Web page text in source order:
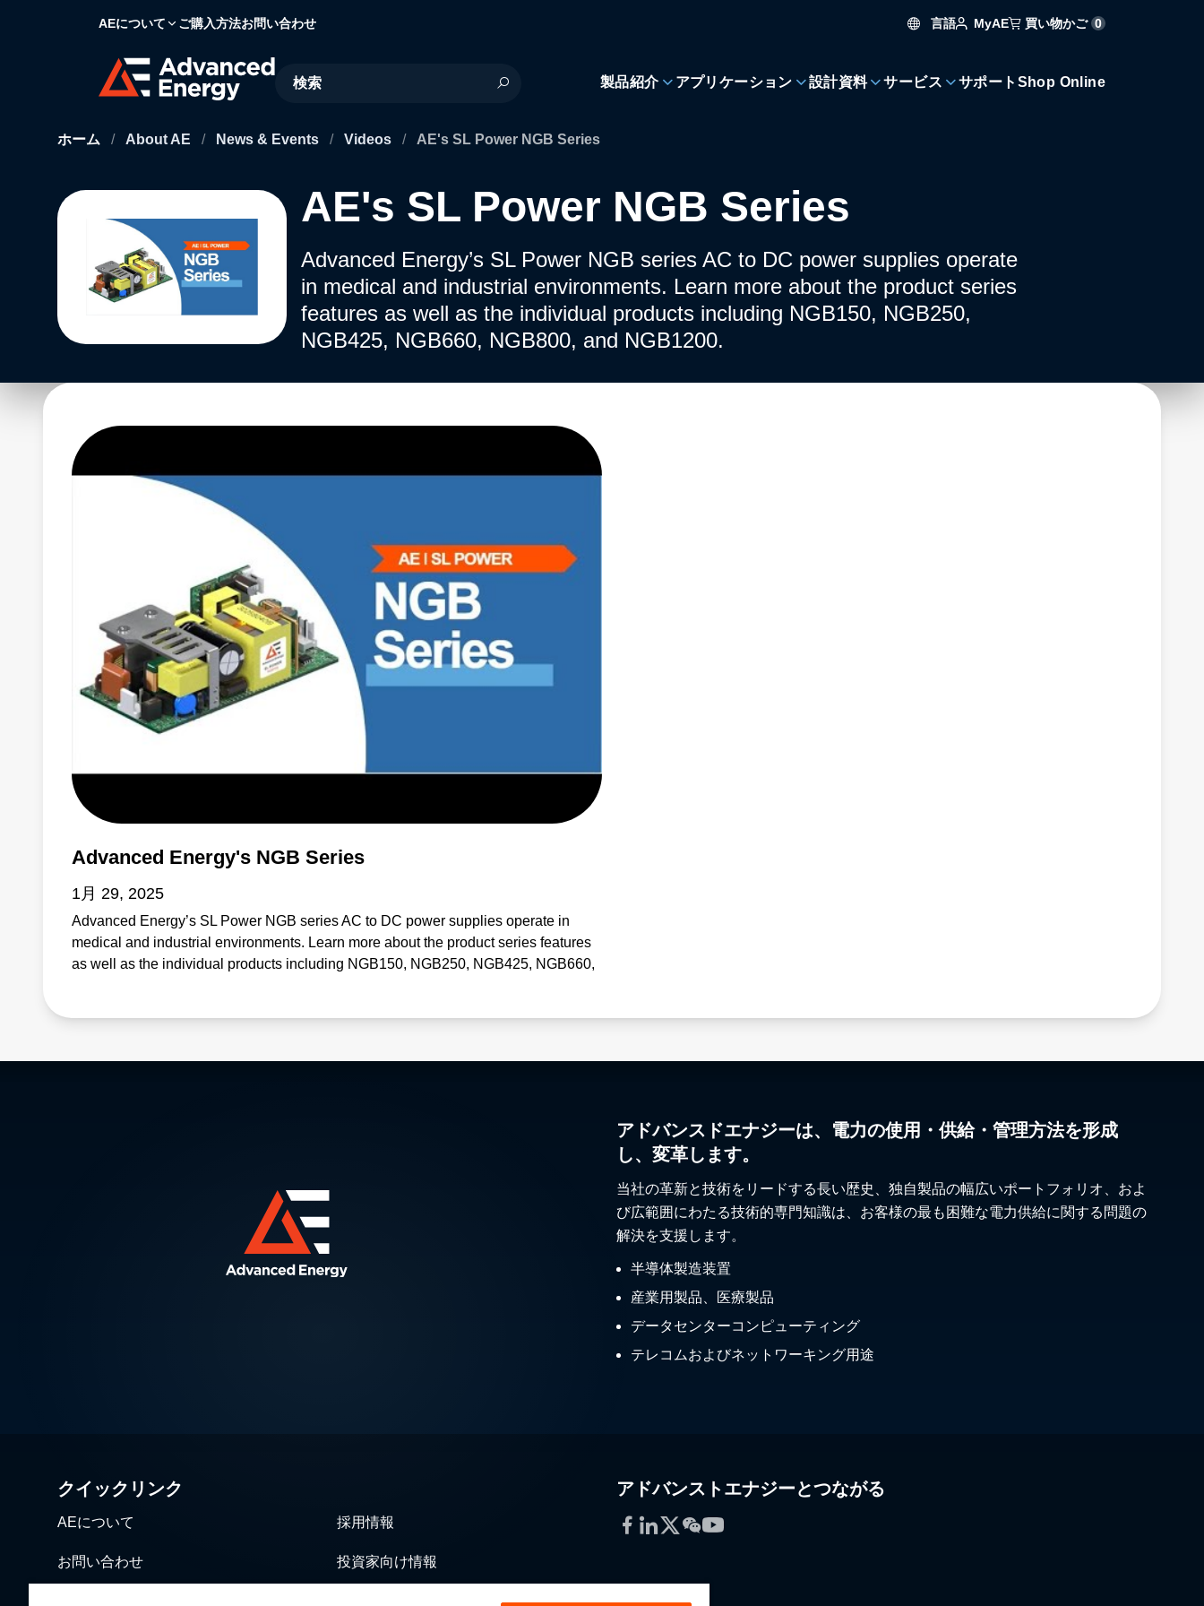
AEについて ご購入方法お問い合わせ 言語 MyAE 買い物かご 0
Site Search
製品紹介 アプリケーション 設計資料 サービス サポート Shop Online
ホーム / About AE / News & Events / Videos / AE's SL Power NGB Series
AE's SL Power NGB Series
Advanced Energy’s SL Power NGB series AC to DC power supplies operate
in medical and industrial environments. Learn more about the product series
features as well as the individual products including NGB150, NGB250,
NGB425, NGB660, NGB800, and NGB1200.
Advanced Energy's NGB Series
1月 29, 2025
Advanced Energy’s SL Power NGB series AC to DC power supplies operate in
medical and industrial environments. Learn more about the product series features
as well as the individual products including NGB150, NGB250, NGB425, NGB660,
アドバンスドエナジーは、電力の使用・供給・管理方法を形成
し、変革します。
当社の革新と技術をリードする長い歴史、独自製品の幅広いポートフォリオ、およ
び広範囲にわたる技術的専門知識は、お客様の最も困難な電力供給に関する問題の
解決を支援します。
半導体製造装置
産業用製品、医療製品
データセンターコンピューティング
テレコムおよびネットワーキング用途
クイックリンク
AEについて 採用情報
お問い合わせ 投資家向け情報
アドバンストエナジーとつながる
Facebook
LinkedIn
Twitter
WeChat
YouTube